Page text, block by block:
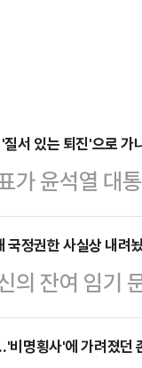
서 있는 퇴진'으로 가
가 윤석열 대
령이 2년 넘
명히 했다. '
크'까지 고
는 것으로
회에서 기자
국정권한 사실상 내려
의 잔여 임기
비상계
, 이른바 '제2
명횡사'에 가려졌던